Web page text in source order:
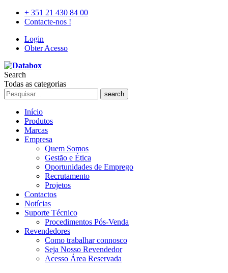
+ 351 21 430 84 00
Contacte-nos !
Login
Obter Acesso
Search
Todas as categorias
search
Início
Produtos
Marcas
Empresa
Quem Somos
Gestão e Ética
Oportunidades de Emprego
Recrutamento
Projetos
Contactos
Notícias
Suporte Técnico
Procedimentos Pós-Venda
Revendedores
Como trabalhar connosco
Seja Nosso Revendedor
Acesso Área Reservada